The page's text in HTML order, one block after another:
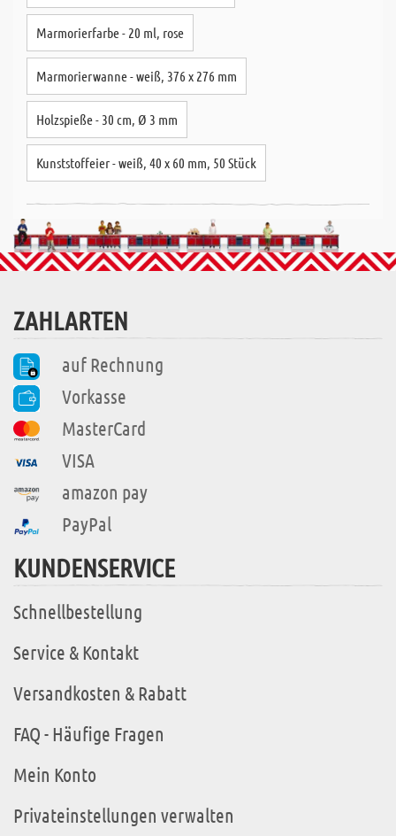
Marmorierfarbe - 20 ml, rose
Marmorierwanne - weiß, 376 x 276 mm
Holzspieße - 30 cm, Ø 3 mm
Kunststoffeier - weiß, 40 x 60 mm, 50 Stück
ZAHLARTEN
auf Rechnung
Vorkasse
MasterCard
VISA
amazon pay
PayPal
KUNDENSERVICE
Schnellbestellung
Service & Kontakt
Versandkosten & Rabatt
FAQ - Häufige Fragen
Mein Konto
Privateinstellungen verwalten